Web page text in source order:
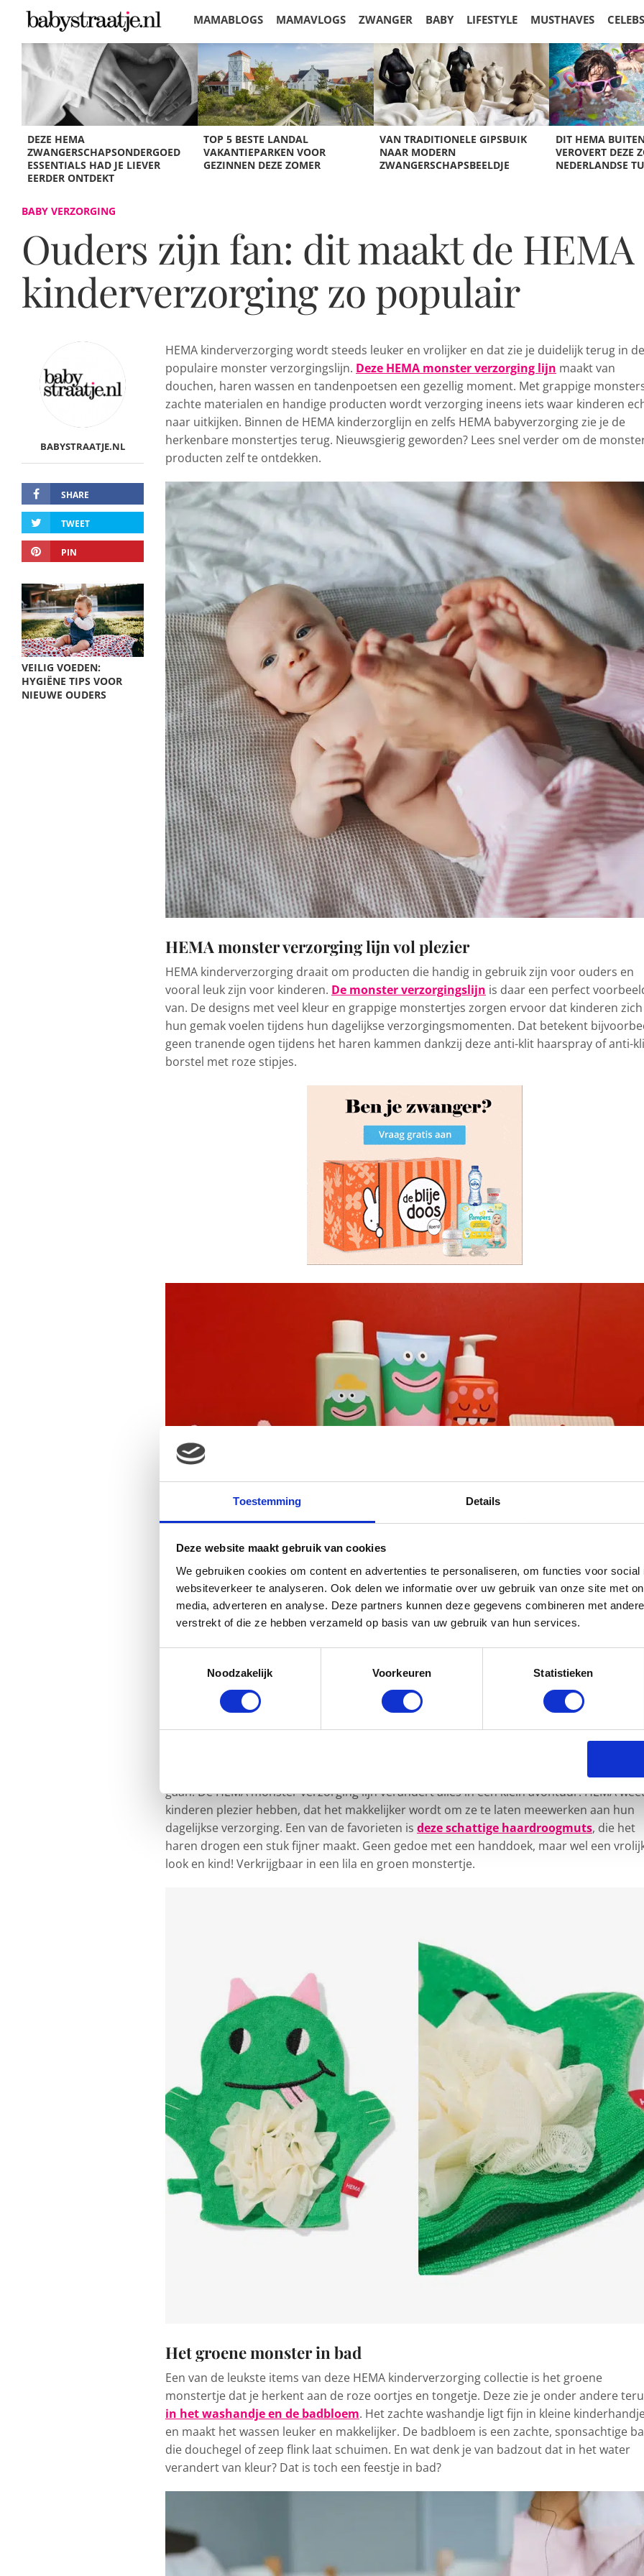
Toestemming Details
Deze website maakt gebruik van cookies
We gebruiken cookies om content en advertenties te personaliseren, om functies voor social
websiteverkeer te analyseren. Ook delen we informatie over uw gebruik van onze site met
media, adverteren en analyse. Deze partners kunnen deze gegevens combineren met
verstrekt of die ze hebben verzameld op basis van uw gebruik van hun services.
Noodzakelijk
Voorkeuren Statistieken
MAMABLOGS MAMAVLOGS ZWANGER BABY LIFESTYLE MUSTHAVES CELEBS
KORTINGEN
DEZE HEMA
ZWANGERSCHAPSONDERGOED
ESSENTIALS HAD JE LIEVER
EERDER ONTDEKT
TOP 5 BESTE LANDAL
VAKANTIEPARKEN VOOR
GEZINNEN DEZE ZOMER
VAN TRADITIONELE GIPSBUIK
NAAR MODERN
ZWANGERSCHAPSBEELDJE
DIT HEMA
VEROVERT DEZE
NEDERLANDSE
BABY VERZORGING
Ouders zijn fan: dit maakt de
kinderverzorging zo populair
BABYSTRAATJE.NL
SHARE
TWEET
PIN
VEILIG VOEDEN:
HYGIËNE TIPS VOOR
NIEUWE OUDERS
HEMA kinderverzorging wordt steeds leuker en vrolijker en datzie je duidelijk terug in de
populaire monster verzorgingslijn. Deze HEMA monster verzorging lijn maakt van
douchen, haren wassen en tandenpoetsen een gezellig moment. Met grappige
zachte materialen en handige producten wordt verzorging ineens iets waar kinderen
naar uitkijken. Binnen de HEMA kinderzorglijn en zelfs HEMA babyverzorging zie je de
herkenbare monstertjes terug. Nieuwsgierig geworden? Lees snel verder om de
producten zelf te ontdekken.
HEMA monster verzorging lijn vol plezier
HEMA kinderverzorging draait om producten die handig in gebruik zijn voor ouders en
vooral leuk zijn voor kinderen. De monster verzorgingslijn is daar een perfect
van. De designs met veel kleur en grappige monstertjes zorgen ervoor dat kinderen
hun gemak voelen tijdens hun dagelijkse verzorgingsmomenten. Dat betekent
geen tranende ogen tijdens het haren kammen dankzij deze anti-klit haarspray of anti-
borstel met roze stipjes.
De badkamer is de plek van lange badkamerrituelen of het snel klaarmaken om naar
gaan. De HEMA monster verzorging lijn verandert alles in een klein avontuur. HEMA
kinderen plezier hebben, dat het makkelijker wordt om ze te laten meewerken aan hun
dagelijkse verzorging. Een van de favorieten is deze schattige haardroogmuts, die het
haren drogen een stuk fijner maakt. Geen gedoe met een handdoek, maar wel een
look en kind! Verkrijgbaar in een lila en groen monstertje.
Het groene monster in bad
Een van de leukste items van deze HEMA kinderverzorging collectie is het groene
monstertje dat je herkent aan de roze oortjes en tongetje. Deze zie je onder andere
in het washandje en de badbloem. Het zachte washandje ligt fijn in kleine
en maakt het wassen leuker en makkelijker. De badbloem is een zachte, sponsachtige
die douchegel of zeep flink laat schuimen. En wat denk je van badzout dat in het water
verandert van kleur? Dat is toch een feestje in bad?